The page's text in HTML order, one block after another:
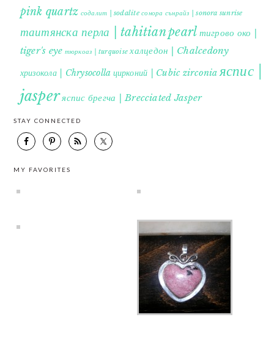
pink quartz содалит | sodalite сонора сънрайз | sonora sunrise
таитянска перла | tahitian pearl тигрово око |
tiger's eye тюркоаз | turquoise халцедон | Chalcedony
хризокола | Chrysocolla цирконий | Cubic zirconia яспис |
jasperяспис брегча | Brecciated Jasper
STAY CONNECTED
MY FAVORITES